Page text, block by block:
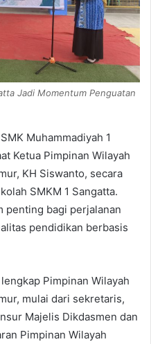
Jadi Momentum Penguatan
Muhammadiyah 1
Ketua Pimpinan Wilayah
KH Siswanto, secara
SMKM 1 Sangatta.
penting bagi perjalanan
pendidikan berbasis
Pimpinan Wilayah
mulai dari sekretaris,
Majelis Dikdasmen dan
Pimpinan Wilayah